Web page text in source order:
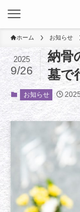
ホーム お知らせ
納骨
墓で
2025
9/26
お知らせ